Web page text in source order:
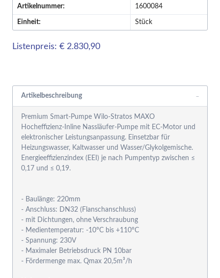
Artikelnummer: 1600084
Einheit: Stück
Listenpreis: € 2.830,90
Artikelbeschreibung
Premium Smart-Pumpe Wilo-Stratos MAXO
Hocheffizienz-Inline Nassläufer-Pumpe mit EC-Motor und
elektronischer Leistungsanpassung. Einsetzbar für
Heizungswasser, Kaltwasser und Wasser/Glykolgemische.
Energieeffizienzindex (EEI) je nach Pumpentyp zwischen ≤
0,17 und ≤ 0,19.
- Baulänge: 220mm
- Anschluss: DN32 (Flanschanschluss)
- mit Dichtungen, ohne Verschraubung
- Medientemperatur: -10°C bis +110°C
- Spannung: 230V
- Maximaler Betriebsdruck PN 10bar
- Fördermenge max. Qmax 20,5m³/h